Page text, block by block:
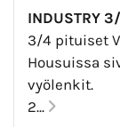
3/4 pituiset
Housuissa
vyölenkit.
2...